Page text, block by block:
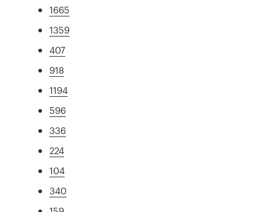
1665
1359
407
918
1194
596
336
224
104
340